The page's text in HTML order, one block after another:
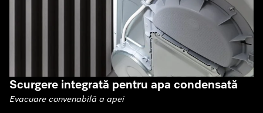
Scurgere integrată pentru apa condensată
Evacuare convenabilă a apei